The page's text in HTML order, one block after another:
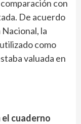
con
De acuerdo
la
como
valuada en
cuaderno